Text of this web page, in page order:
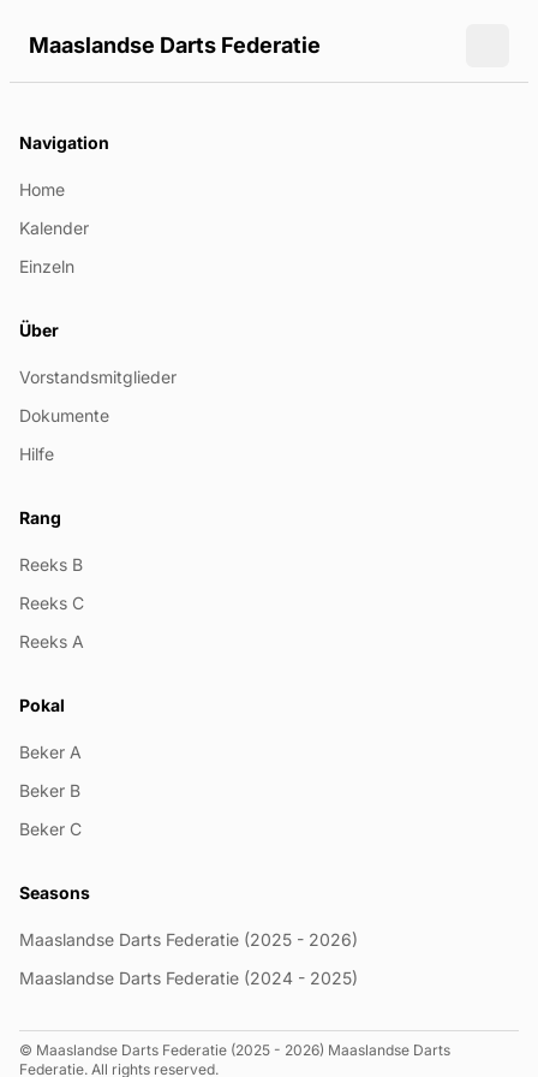
Maaslandse Darts Federatie
Navigation
Home
Kalender
Einzeln
Über
Vorstandsmitglieder
Dokumente
Hilfe
Rang
Reeks B
Reeks C
Reeks A
Pokal
Beker A
Beker B
Beker C
Seasons
Maaslandse Darts Federatie (2025 - 2026)
Maaslandse Darts Federatie (2024 - 2025)
© Maaslandse Darts Federatie (2025 - 2026) Maaslandse Darts
Federatie. All rights reserved.